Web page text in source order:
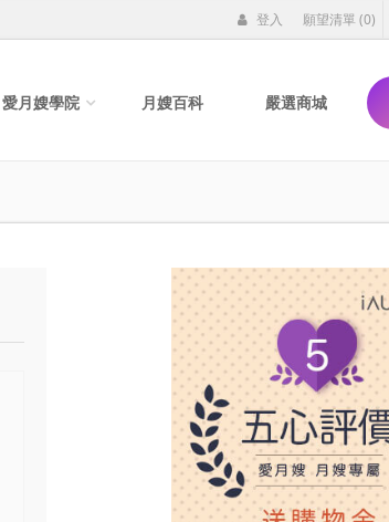
登入 願望清單(0)
愛月嫂學院 月嫂百科 嚴選商城